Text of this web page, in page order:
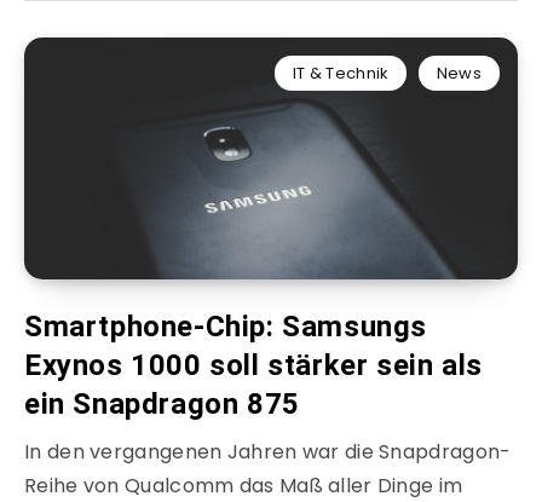
IT & Technik News
Smartphone-Chip: Samsungs
Exynos 1000 soll stärker sein als
ein Snapdragon 875
In den vergangenen Jahren war die Snapdragon-
Reihe von Qualcomm das Maß aller Dinge im